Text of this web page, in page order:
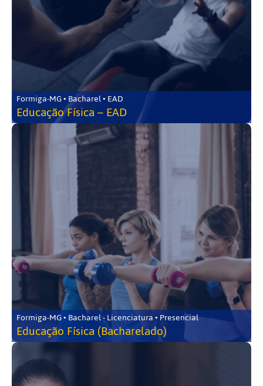
Formiga-MG • Bacharel • EAD
Educação Física – EAD
Formiga-MG • Bacharel - Licenciatura • Presencial
Educação Física (Bacharelado)